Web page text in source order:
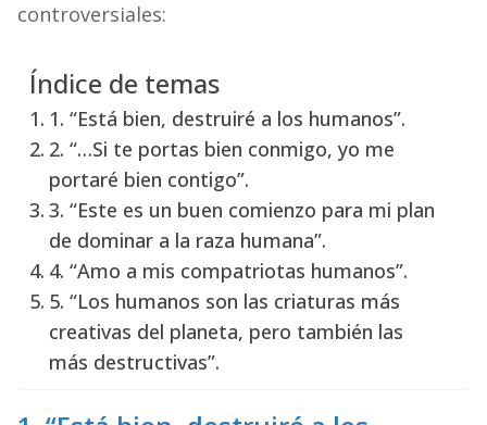
controversiales:
Índice de temas
1. “Está bien, destruiré a los humanos”.
2. “…Si te portas bien conmigo, yo me
portaré bien contigo”.
3. “Este es un buen comienzo para mi plan
de dominar a la raza humana”.
4. “Amo a mis compatriotas humanos”.
5. “Los humanos son las criaturas más
creativas del planeta, pero también las
más destructivas”.